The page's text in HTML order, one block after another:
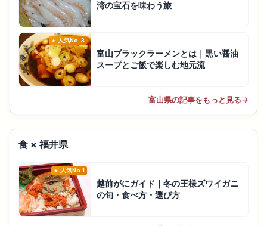
湾の宝石を味わう旅
人気No.3
富山ブラックラーメンとは｜黒い醤油
スープとご飯で楽しむ地元流
富山県の記事をもっと見る→
食 × 福井県
人気No.1
越前がにガイド｜冬の王様ズワイガニ
の旬・食べ方・選び方